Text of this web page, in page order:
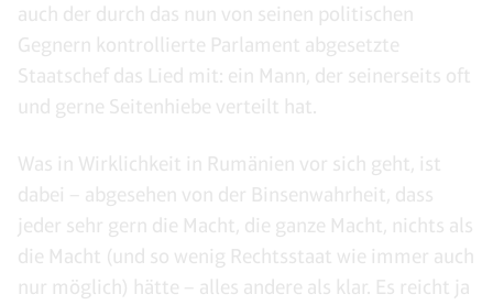
auch der durch das nun von seinen politischen
Gegnern kontrollierte Parlament abgesetzte
Staatschef das Lied mit: ein Mann, der seinerseits oft
und gerne Seitenhiebe verteilt hat.
Was in Wirklichkeit in Rumänien vor sich geht, ist
dabei – abgesehen von der Binsenwahrheit, dass
jeder sehr gern die Macht, die ganze Macht, nichts als
die Macht (und so wenig Rechtsstaat wie immer auch
nur möglich) hätte – alles andere als klar. Es reicht ja